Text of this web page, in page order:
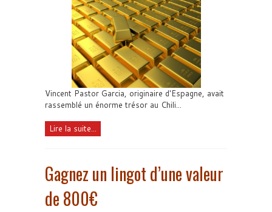
Vincent Pastor Garcia, originaire d'Espagne, avait
rassemblé un énorme trésor au Chili...
Lire la suite...
Gagnez un lingot d’une valeur
de 800€